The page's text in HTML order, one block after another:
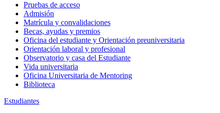
Pruebas de acceso
Admisión
Matrícula y convalidaciones
Becas, ayudas y premios
Oficina del estudiante y Orientación preuniversitaria
Orientación laboral y profesional
Observatorio y casa del Estudiante
Vida universitaria
Oficina Universitaria de Mentoring
Biblioteca
Estudiantes